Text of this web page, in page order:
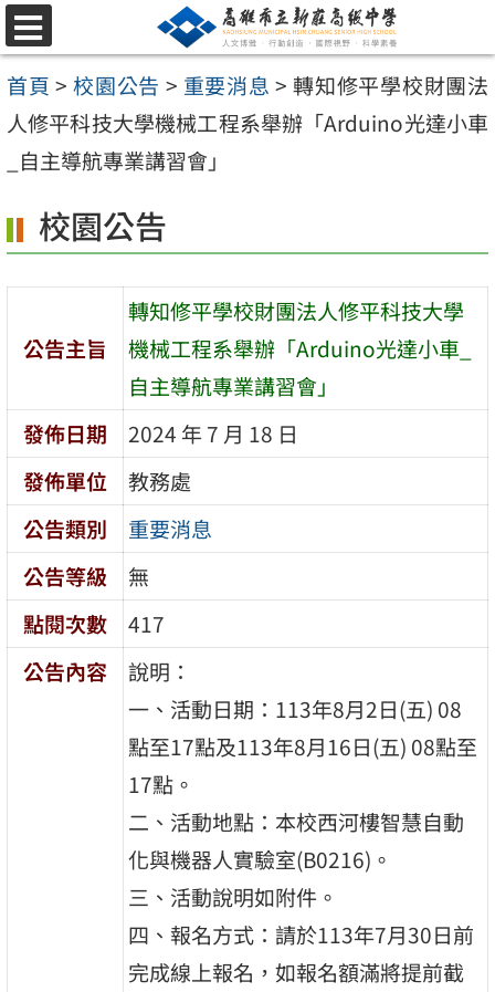
跳
至
主
要
內
區
選
單
首頁 > 校園公告 > 重要消息 > 轉知修平學校財團法
人修平科技大學機械工程系舉辦「Arduino光達小車
_自主導航專業講習會」
校園公告
公告主旨
轉知修平學校財團法人修平科技大學
機械工程系舉辦「Arduino光達小車_
自主導航專業講習會」
發佈日期
2024 年 7 月 18 日
發佈單位
教務處
公告類別
重要消息
公告等級
無
點閱次數
417
公告內容
說明：
一、活動日期：113年8月2日(五) 08
點至17點及113年8月16日(五) 08點至
17點。
二、活動地點：本校西河樓智慧自動
化與機器人實驗室(B0216)。
三、活動說明如附件。
四、報名方式：請於113年7月30日前
完成線上報名，如報名額滿將提前截